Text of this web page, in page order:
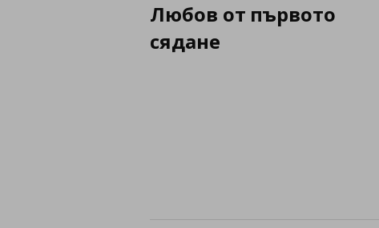
Любов от първото
сядане